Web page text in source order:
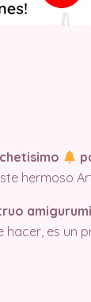
hermoso
hacer, es un